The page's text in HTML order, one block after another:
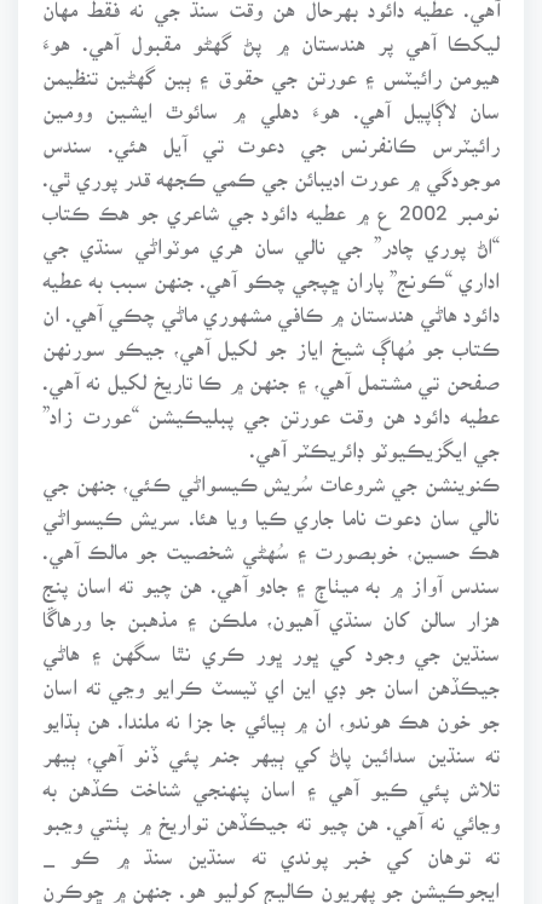
ليکڪا آهي پر هندستان ۾ پڻ گهڻو مقبول آهي. هوءَ
هيومن رائيٽس ۽ عورتن جي حقوق ۽ ٻين گهڻين تنظيمن
سان لاڳاپيل آهي. هوءَ دهلي ۾ سائوٿ ايشين وومين
رائيٽرس ڪانفرنس جي دعوت تي آيل هئي. سندس
موجودگي ۾ عورت اديبائن جي ڪمي ڪجهه قدر پوري ٿي.
نومبر 2002 ع ۾ عطيه دائود جي شاعري جو هڪ ڪتاب
“اڻ پوري چادر” جي نالي سان هري موٽواڻي سنڌي جي
اداري “ڪونج” پاران ڇپجي چڪو آهي. جنهن سبب به عطيه
دائود هاڻي هندستان ۾ ڪافي مشهوري ماڻي چڪي آهي. ان
ڪتاب جو مُهاڳ شيخ اياز جو لکيل آهي، جيڪو سورنهن
صفحن تي مشتمل آهي، ۽ جنهن ۾ ڪا تاريخ لکيل نه آهي.
عطيه دائود هن وقت عورتن جي پبليڪيشن “عورت زاد”
جي ايگزيڪيوٽو ڊائريڪٽر آهي.
ڪنوينشن جي شروعات سُريش ڪيسواڻي ڪئي، جنهن جي
نالي سان دعوت ناما جاري ڪيا ويا هئا. سريش ڪيسواڻي
هڪ حسين، خوبصورت ۽ سُهڻي شخصيت جو مالڪ آهي.
سندس آواز ۾ به ميٺاڄ ۽ جادو آهي. هن چيو ته اسان پنج
هزار سالن کان سنڌي آهيون، ملڪن ۽ مذهبن جا ورهاڱا
سنڌين جي وجود کي ڀور ڀور ڪري نٿا سگهن ۽ هاڻي
جيڪڏهن اسان جو ڊي اين اي ٽيسٽ ڪرايو وڃي ته اسان
جو خون هڪ هوندو، ان ۾ ٻيائي جا جزا نه ملندا. هن ٻڌايو
ته سنڌين سدائين پاڻ کي ٻيهر جنم پئي ڏنو آهي، ٻيهر
تلاش پئي ڪيو آهي ۽ اسان پنهنجي شناخت ڪڏهن به
وڃائي نه آهي. هن چيو ته جيڪڏهن تواريخ ۾ پٺتي وڃبو
ته توهان کي خبر پوندي ته سنڌين سنڌ ۾ ڪو _
ايجوڪيشن جو پهريون ڪاليج کوليو هو. جنهن ۾ ڇوڪرن